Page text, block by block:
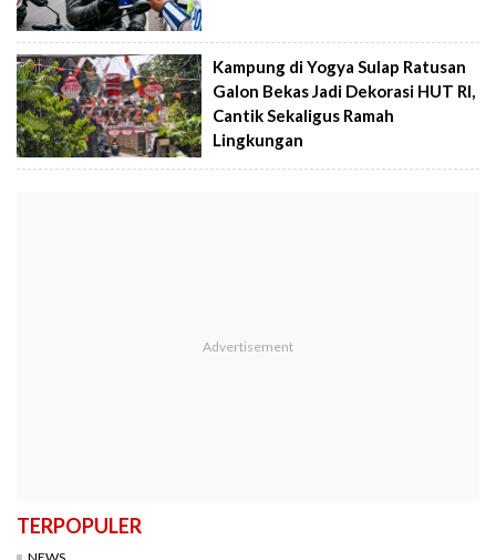
Kampung di Yogya Sulap Ratusan
Galon Bekas Jadi Dekorasi HUT RI,
Cantik Sekaligus Ramah
Lingkungan
TERPOPULER